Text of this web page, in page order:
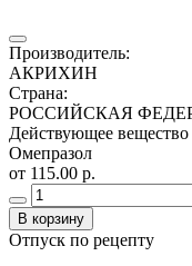
Производитель:
АКРИХИН
Страна:
РОССИЙСКАЯ
Действующее
Омепразол
от 115.00 р.
В корзину
Отпуск по рецепту